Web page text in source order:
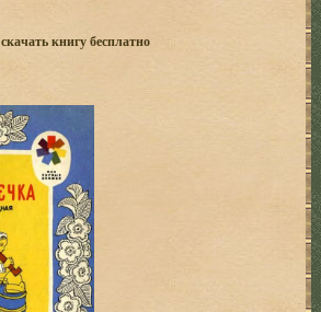
скачать книгу бесплатно